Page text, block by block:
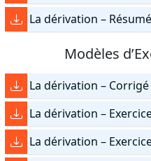
La dérivation –
Modèles
La dérivation –
La dérivation –
La dérivation –